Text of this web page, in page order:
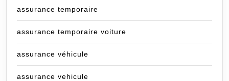
assurance temporaire
assurance temporaire voiture
assurance véhicule
assurance vehicule